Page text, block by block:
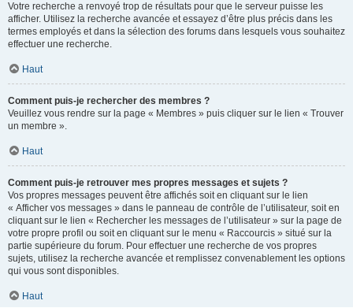
Votre recherche a renvoyé trop de résultats pour que le serveur puisse les
afficher. Utilisez la recherche avancée et essayez d’être plus précis dans les
termes employés et dans la sélection des forums dans lesquels vous souhaitez
effectuer une recherche.
Haut
Comment puis-je rechercher des membres ?
Veuillez vous rendre sur la page « Membres » puis cliquer sur le lien « Trouver
un membre ».
Haut
Comment puis-je retrouver mes propres messages et sujets ?
Vos propres messages peuvent être affichés soit en cliquant sur le lien
« Afficher vos messages » dans le panneau de contrôle de l’utilisateur, soit en
cliquant sur le lien « Rechercher les messages de l’utilisateur » sur la page de
votre propre profil ou soit en cliquant sur le menu « Raccourcis » situé sur la
partie supérieure du forum. Pour effectuer une recherche de vos propres
sujets, utilisez la recherche avancée et remplissez convenablement les options
qui vous sont disponibles.
Haut